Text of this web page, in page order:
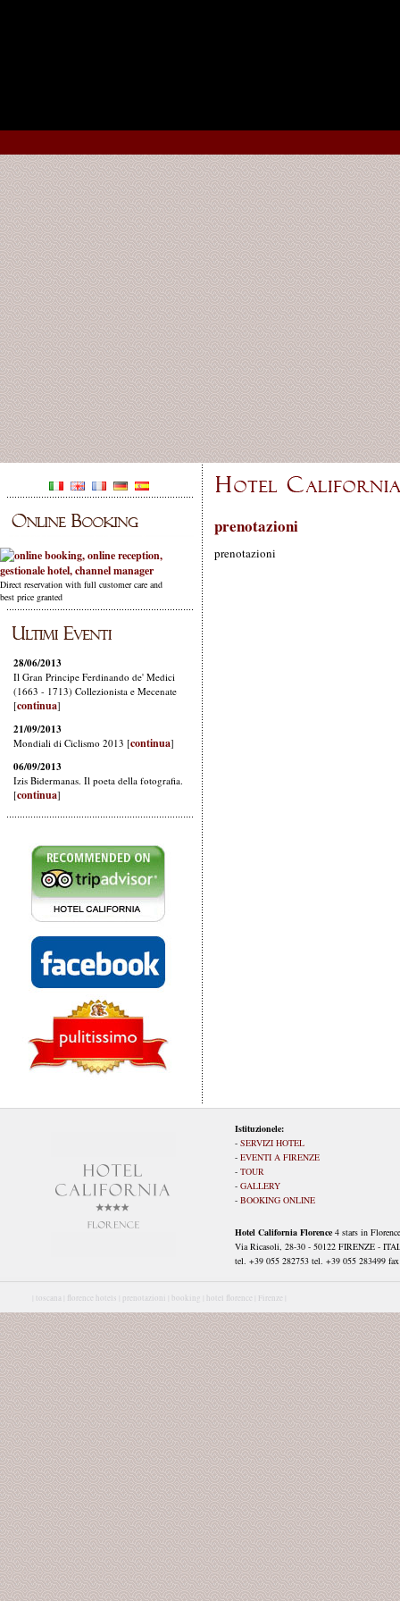
Direct reservation with full customer care and
best price granted
prenotazioni
prenotazioni
Istituzionele:
- SERVIZI HOTEL
- EVENTI A FIRENZE
- TOUR
- GALLERY
- BOOKING ONLINE
Hotel California Florence 4 stars in Florence
Via Ricasoli, 28-30 - 50122 FIRENZE -
tel. +39 055 282753 tel. +39 055 283499
toscana | florence hotels | prenotazioni | booking | hotel florence | Firenze |